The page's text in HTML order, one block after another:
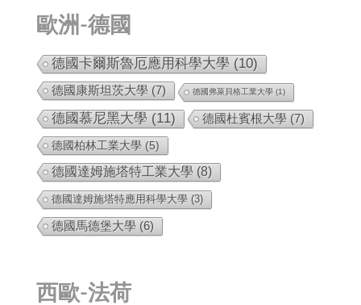
歐洲-德國
德國卡爾斯魯厄應用科學大學 (10)
德國康斯坦茨大學 (7) 德國弗萊貝格工業大學 (1)
德國慕尼黑大學 (11) 德國杜賓根大學 (7)
德國柏林工業大學 (5)
德國達姆施塔特工業大學 (8)
德國達姆施塔特應用科學大學 (3)
德國馬德堡大學 (6)
西歐-法荷